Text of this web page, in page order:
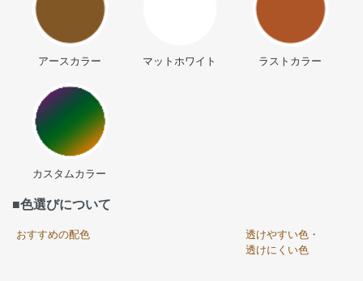
アースカラー マットホワイト ラストカラー
カスタムカラー
■色選びについて
おすすめの配色
透けやすい色・
透けにくい色